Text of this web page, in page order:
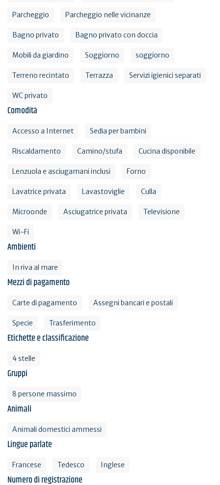
Parcheggio Parcheggio nelle vicinanze
Bagno privato Bagno privato con doccia
Mobili da giardino Soggiorno soggiorno
Terreno recintato Terrazza Servizi igienici separati
WC privato
Comodità
Accesso a Internet Sedia per bambini
Riscaldamento Camino/stufa Cucina disponibile
Lenzuola e asciugamani inclusi Forno
Lavatrice privata Lavastoviglie Culla
Microonde Asciugatrice privata Televisione
Wi-Fi
Ambienti
In riva al mare
Mezzi di pagamento
Carte di pagamento Assegni bancari e postali
Specie Trasferimento
Etichette e classificazione
4 stelle
Gruppi
8 persone massimo
Animali
Animali domestici ammessi
Lingue parlate
Francese Tedesco Inglese
Numero di registrazione